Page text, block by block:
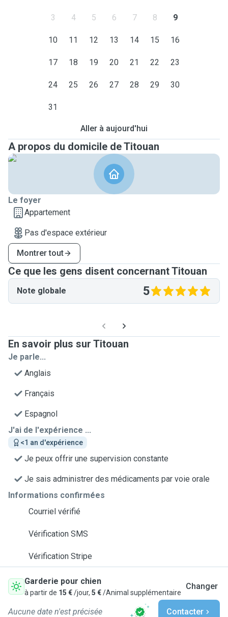
3 4 5 6 7 8 9
10 11 12 13 14 15 16
17 18 19 20 21 22 23
24 25 26 27 28 29 30
31
Aller à aujourd'hui
A propos du domicile de Titouan
Le foyer
Appartement
Pas d'espace extérieur
Montrer tout
Ce que les gens disent concernant Titouan
Note globale 5
En savoir plus sur Titouan
Je parle...
Anglais
Français
Espagnol
J'ai de l'expérience ...
<1 an d'expérience
Je peux offrir une supervision constante
Je sais administrer des médicaments par voie orale
Informations confirmées
Courriel vérifié
Vérification SMS
Vérification Stripe
Garderie pour chien
à partir de 15 €/jour, 5 €/Animal supplémentaire
Changer
Aucune date n'est précisée Contacter